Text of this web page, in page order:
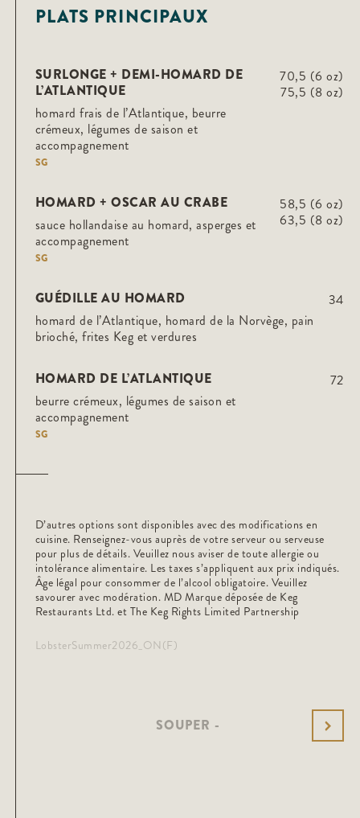
PLATS PRINCIPAUX
SURLONGE + DEMI-HOMARD DE
L’ATLANTIQUE
homard frais de l’Atlantique, beurre
crémeux, légumes de saison et
accompagnement
SG
70,5 (6 oz)
75,5 (8 oz)
HOMARD + OSCAR AU CRABE
sauce hollandaise au homard, asperges et
accompagnement
SG
58,5 (6 oz)
63,5 (8 oz)
GUÉDILLE AU HOMARD
homard de l’Atlantique, homard de la Norvège, pain
brioché, frites Keg et verdures
34
HOMARD DE L’ATLANTIQUE
beurre crémeux, légumes de saison et
accompagnement
SG
72
D’autres options sont disponibles avec des modifications en
cuisine. Renseignez-vous auprès de votre serveur ou serveuse
pour plus de détails. Veuillez nous aviser de toute allergie ou
intolérance alimentaire. Les taxes s’appliquent aux prix indiqués.
Âge légal pour consommer de l’alcool obligatoire. Veuillez
savourer avec modération. MD Marque déposée de Keg
Restaurants Ltd. et The Keg Rights Limited Partnership
LobsterSummer2026_ON(F)
SOUPER -